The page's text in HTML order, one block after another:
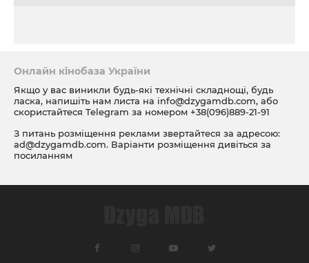
Онлайн кінобаза України
Якщо у вас виникли будь-які технічні складнощі, будь
ласка, напишіть нам листа на info@dzygamdb.com, або
скористайтеся Telegram за номером +38(096)889-21-91
З питань розміщення реклами звертайтеся за адресою:
ad@dzygamdb.com. Варіанти розміщення дивіться за
посиланням